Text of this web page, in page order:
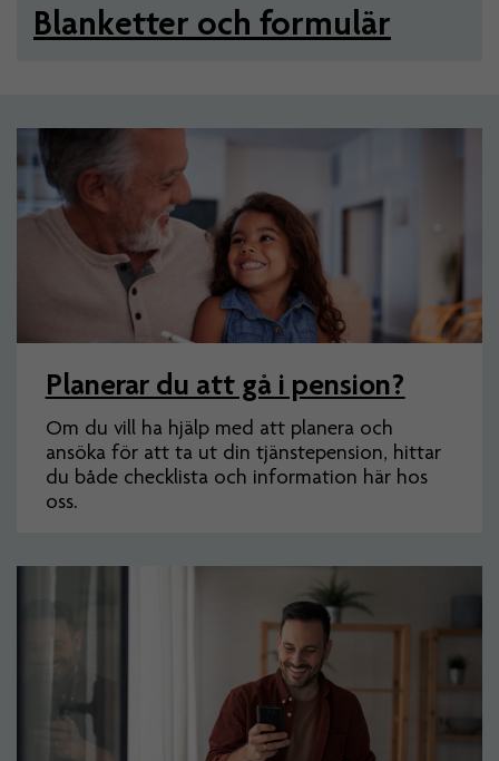
Blanketter och formulär
Artiklar
Planerar du att gå i pension?
Om du vill ha hjälp med att planera och
ansöka för att ta ut din tjänstepension, hittar
du både checklista och information här hos
oss.